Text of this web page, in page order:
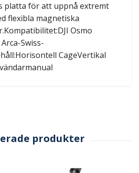
platta för att uppnå extremt
flexibla magnetiska
Osmo
Swiss-
CageVertikal